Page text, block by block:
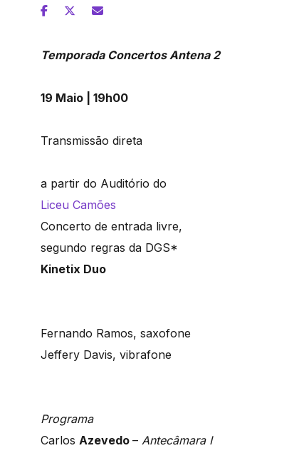
Temporada Concertos Antena 2
19 Maio | 19h00
Transmissão direta
a partir do Auditório do
Liceu Camões
Concerto de entrada livre,
segundo regras da DGS*
Kinetix Duo
Fernando Ramos, saxofone
Jeffery Davis, vibrafone
Programa
Carlos Azevedo – Antecâmara I